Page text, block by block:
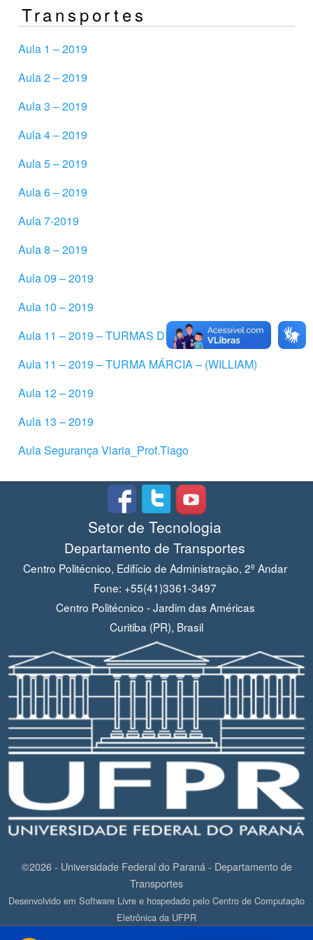
Transportes
Aula 1 – 2019
Aula 2 – 2019
Aula 3 – 2019
Aula 4 – 2019
Aula 5 – 2019
Aula 6 – 2019
Aula 7-2019
Aula 8 – 2019
Aula 09 – 2019
Aula 10 – 2019
Aula 11 – 2019 – TURMAS DIEGO E GARRONE
Aula 11 – 2019 – TURMA MÁRCIA – (WILLIAM)
Aula 12 – 2019
Aula 13 – 2019
Aula Segurança Viaria_Prof.Tiago
Setor de Tecnologia
Departamento de Transportes
Centro Politécnico, Edifício de Administração, 2º Andar
Fone: +55(41)3361-3497
Centro Politécnico - Jardim das Américas
Curitiba (PR), Brasil
©2026 - Universidade Federal do Paraná - Departamento de
Transportes
Desenvolvido em Software Livre e hospedado pelo Centro de Computação
Eletrônica da UFPR